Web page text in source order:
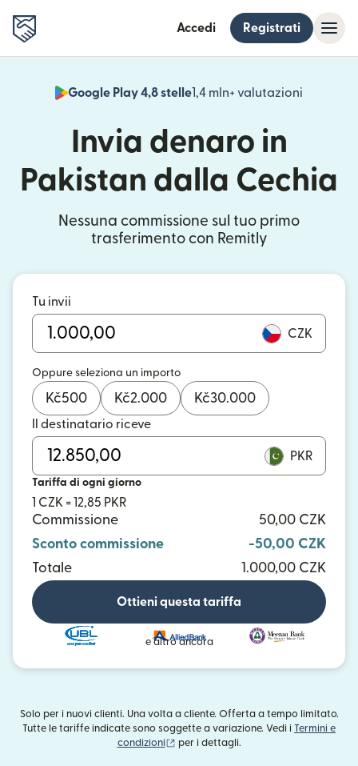
Accedi Registrati
Google Play 4,8 stelle1,4 mln+ valutazioni
Invia denaro in
Pakistan dalla Cechia
Nessuna commissione sul tuo primo
trasferimento con Remitly
Tu invii
CZK
Oppure seleziona un importo
Kč500 Kč2.000 Kč30.000
Il destinatario riceve
PKR
Tariffa di ogni giorno
1 CZK = 12,85 PKR
Commissione
50,00 CZK
Sconto commissione
-50,00 CZK
Totale
1.000,00 CZK
Ottieni questa tariffa
e altro ancora
Solo per i nuovi clienti. Una volta a cliente. Offerta a tempo limitato.
Tutte le tariffe indicate sono soggette a variazione. Vedi i Termini e
condizioni
(si apre in una nuova finestra)
per i dettagli.